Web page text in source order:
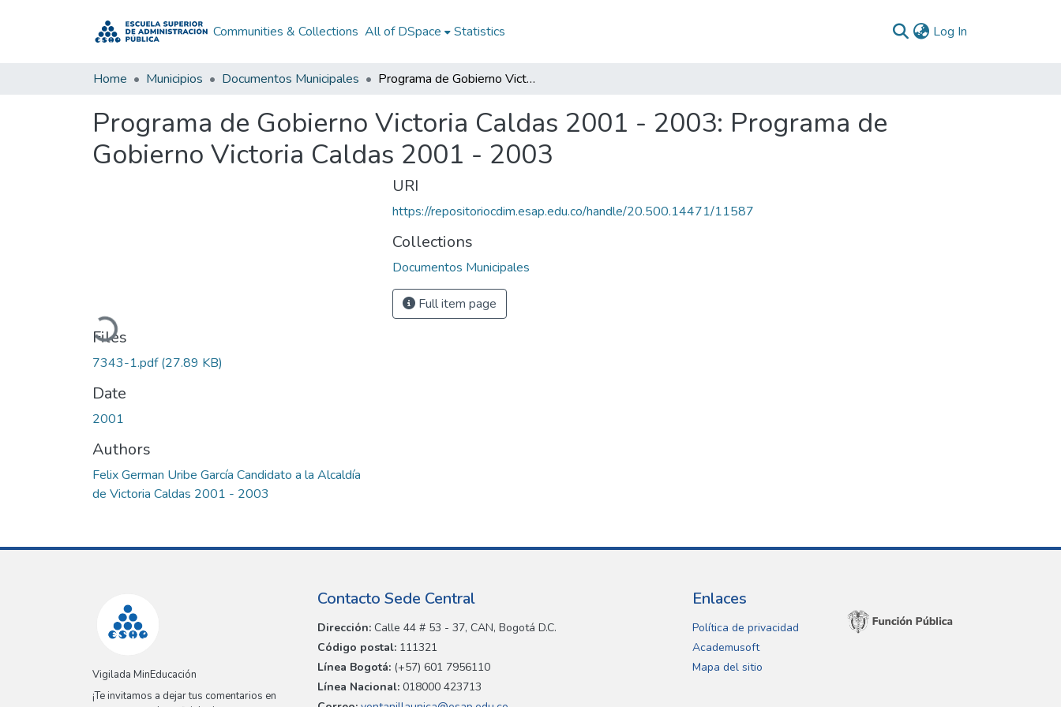
Communities & Collections All of DSpace Statistics Log In
Home Municipios Documentos Municipales Programa de Gobierno Victoria Caldas 2001 - 2003: Programa de Gobierno Victoria Caldas 2001 - 2003
Programa de Gobierno Victoria Caldas 2001 - 2003: Programa de
Gobierno Victoria Caldas 2001 - 2003
Loading...
Files
7343-1.pdf(27.89 KB)
Date
2001
Authors
Felix German Uribe García Candidato a la Alcaldía
de Victoria Caldas 2001 - 2003
URI
https://repositoriocdim.esap.edu.co/handle/20.500.14471/11587
Collections
Documentos Municipales
Full item page
Vigilada MinEducación
¡Te invitamos a dejar tus comentarios en
Contacto Sede Central
Dirección: Calle 44 # 53 - 37, CAN, Bogotá D.C.
Código postal: 111321
Línea Bogotá: (+57) 601 7956110
Línea Nacional: 018000 423713
Enlaces
Política de privacidad
Academusoft
Mapa del sitio